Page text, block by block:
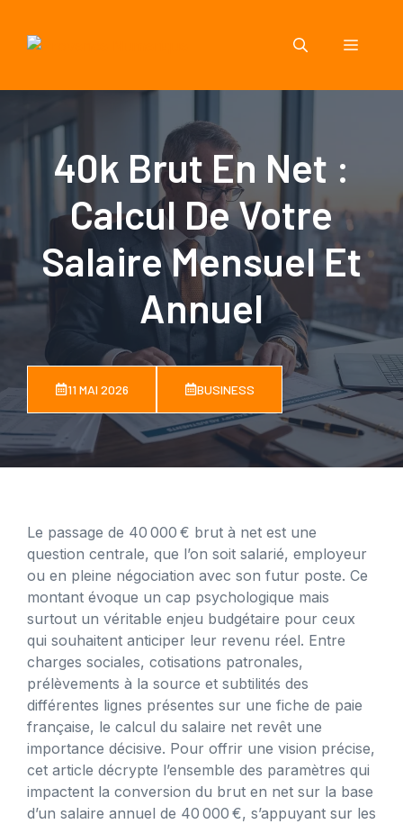
contenu
Menu
40k Brut En Net :
Calcul De Votre
Salaire Mensuel Et
Annuel
11 MAI 2026 BUSINESS
Le passage de 40 000 € brut à net est une
question centrale, que l’on soit salarié, employeur
ou en pleine négociation avec son futur poste. Ce
montant évoque un cap psychologique mais
surtout un véritable enjeu budgétaire pour ceux
qui souhaitent anticiper leur revenu réel. Entre
charges sociales, cotisations patronales,
prélèvements à la source et subtilités des
différentes lignes présentes sur une fiche de paie
française, le calcul du salaire net revêt une
importance décisive. Pour offrir une vision précise,
cet article décrypte l’ensemble des paramètres qui
impactent la conversion du brut en net sur la base
d’un salaire annuel de 40 000 €, s’appuyant sur les